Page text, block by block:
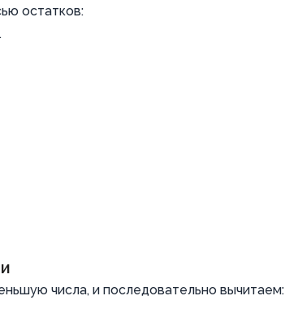
остатков:
числа, и последовательно вычитаем: